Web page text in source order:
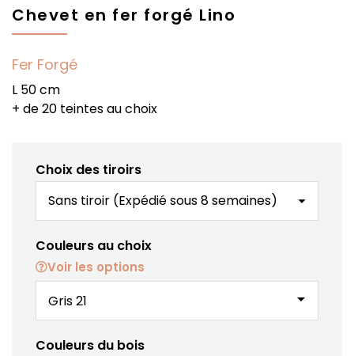
Chevet en fer forgé Lino
Fer Forgé
L 50 cm
+ de 20 teintes au choix
Choix des tiroirs
Couleurs au choix
Voir les options
arrow_drop_down
Couleurs du bois